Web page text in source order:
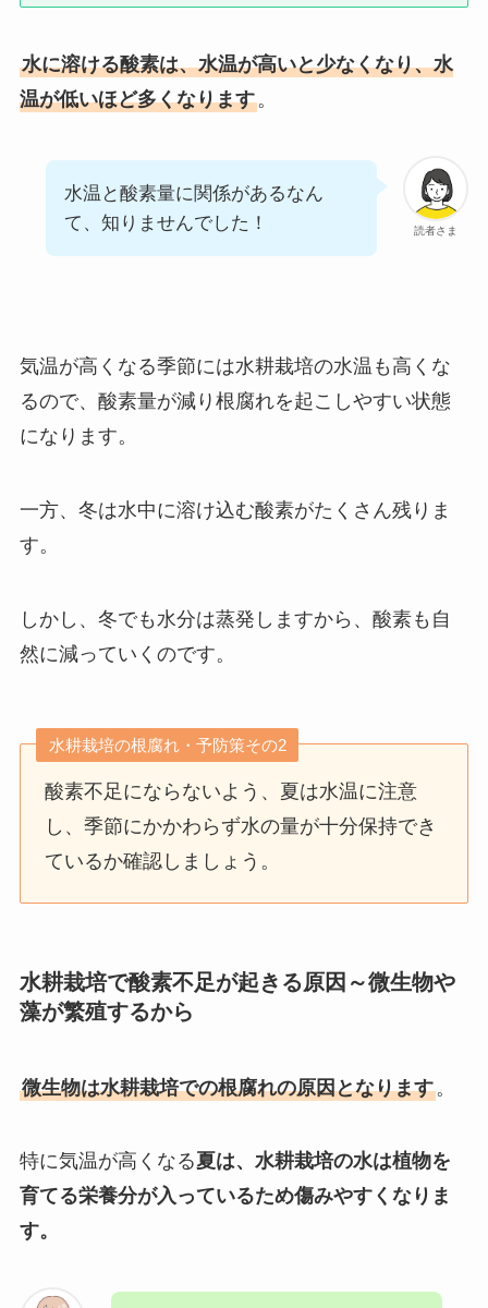
水に溶ける酸素は、水温が高いと少なくなり、水
温が低いほど多くなります。
読者さま
水温と酸素量に関係があるなん
て、知りませんでした！
気温が高くなる季節には水耕栽培の水温も高くな
るので、酸素量が減り根腐れを起こしやすい状態
になります。
一方、冬は水中に溶け込む酸素がたくさん残りま
す。
しかし、冬でも水分は蒸発しますから、酸素も自
然に減っていくのです。
水耕栽培の根腐れ・予防策その2
酸素不足にならないよう、夏は水温に注意
し、季節にかかわらず水の量が十分保持でき
ているか確認しましょう。
水耕栽培で酸素不足が起きる原因～微生物や
藻が繁殖するから
微生物は水耕栽培での根腐れの原因となります。
特に気温が高くなる夏は、水耕栽培の水は植物を
育てる栄養分が入っているため傷みやすくなりま
す。